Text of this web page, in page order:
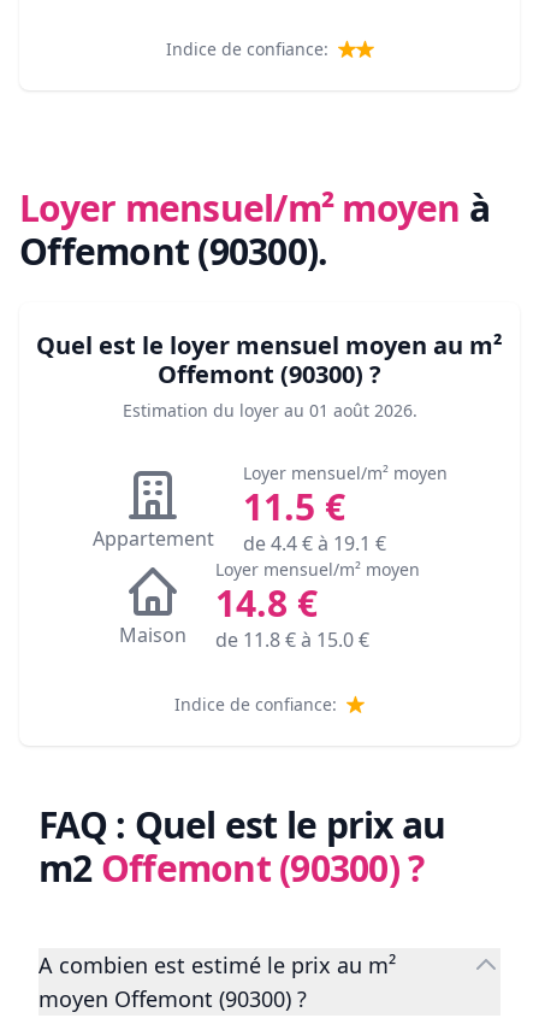
Indice de confiance:
Loyer mensuel/m² moyen à
Offemont (90300).
Quel est le loyer mensuel moyen au m²
Offemont (90300) ?
Estimation du loyer au 01 août 2026.
Appartement
Loyer mensuel/m² moyen
11.5 €
de4.4€ à 19.1 €
Maison
Loyer mensuel/m² moyen
14.8 €
de 11.8€ à 15.0€
Indice de confiance:
FAQ : Quel est le prix au
m2Offemont (90300)?
A combien est estimé le prix au m²
moyen Offemont (90300) ?